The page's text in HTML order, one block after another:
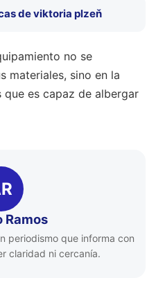
de viktoria plzeň
no se
materiales, sino en la
que es capaz de albergar
Ramos
periodismo que informa con
claridad ni cercanía.